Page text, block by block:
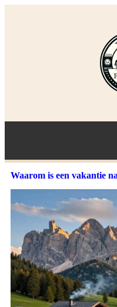
Waarom is een vakantie